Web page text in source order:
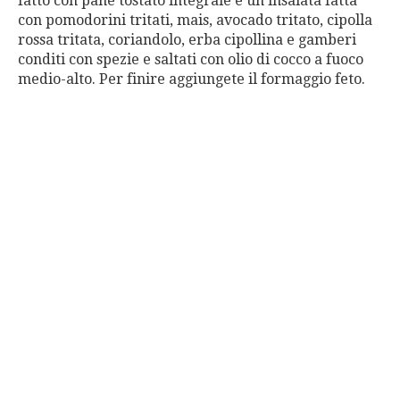
con pomodorini tritati, mais, avocado tritato, cipolla
rossa tritata, coriandolo, erba cipollina e gamberi
conditi con spezie e saltati con olio di cocco a fuoco
medio-alto. Per finire aggiungete il formaggio feto.